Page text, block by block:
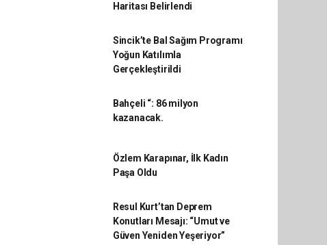
Haritası Belirlendi
Sincik’te Bal Sağım Programı
Yoğun Katılımla
Gerçekleştirildi
Bahçeli “: 86 milyon
kazanacak.
Özlem Karapınar, İlk Kadın
Paşa Oldu
Resul Kurt’tan Deprem
Konutları Mesajı: “Umut ve
Güven Yeniden Yeşeriyor”